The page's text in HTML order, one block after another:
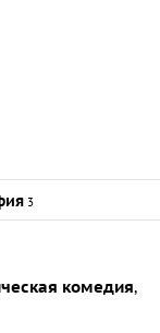
3
комедия,